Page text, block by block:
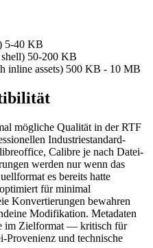
5-40 KB
50-200 KB
inline assets) 500 KB - 10 MB
mögliche Qualität in der RTF
Industriestandard-
Calibre je nach Datei-
werden nur wenn das
es bereits hatte
für minimal
Konvertierungen bewahren
Modifikation. Metadaten
im Zielformat — kritisch für
Provenienz und technische